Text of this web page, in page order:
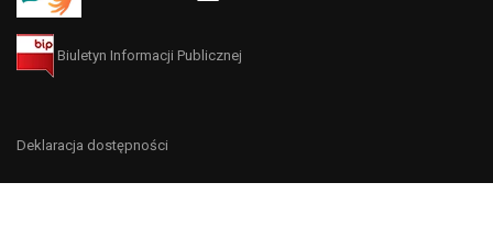
Biuletyn Informacji Publicznej
Deklaracja dostępności